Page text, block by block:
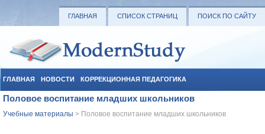
ГЛАВНАЯ СПИСОК СТРАНИЦ ПОИСК ПО САЙТУ
ГЛАВНАЯ НОВОСТИ КОРРЕКЦИОННАЯ ПЕДАГОГИКА
СОЦИАЛЬНАЯ ПЕДАГОГИКА УЧЕБНЫЕ МАТЕРИАЛЫ
Половое воспитание младших школьников
Учебные материалы > Половое воспитание младших школьников